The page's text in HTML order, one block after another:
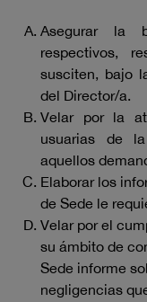
Asegurar la
respectivos,
susciten, bajo
del Director/a.
Velar por la
usuarias de
aquellos
Elaborar los
de Sede le
Velar por el
su ámbito de
Sede informe
negligencias